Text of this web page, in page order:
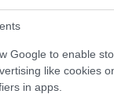
Google to enable
like cookies
in apps.
σνακ αντί για